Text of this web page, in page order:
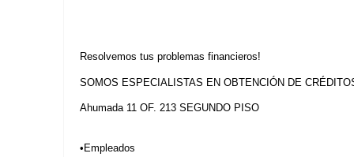
Resolvemos tus problemas financieros!
SOMOS ESPECIALISTAS EN OBTENCIÓN DE
Ahumada 11 OF. 213 SEGUNDO PISO
•Empleados